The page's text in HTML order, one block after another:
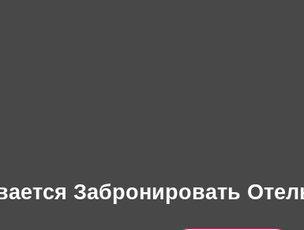
Забронировать